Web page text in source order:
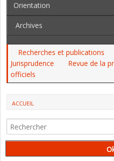
Orientation
Archives
Recherches et publications
Jurisprudence
Revue de la
officiels
ACCUEIL